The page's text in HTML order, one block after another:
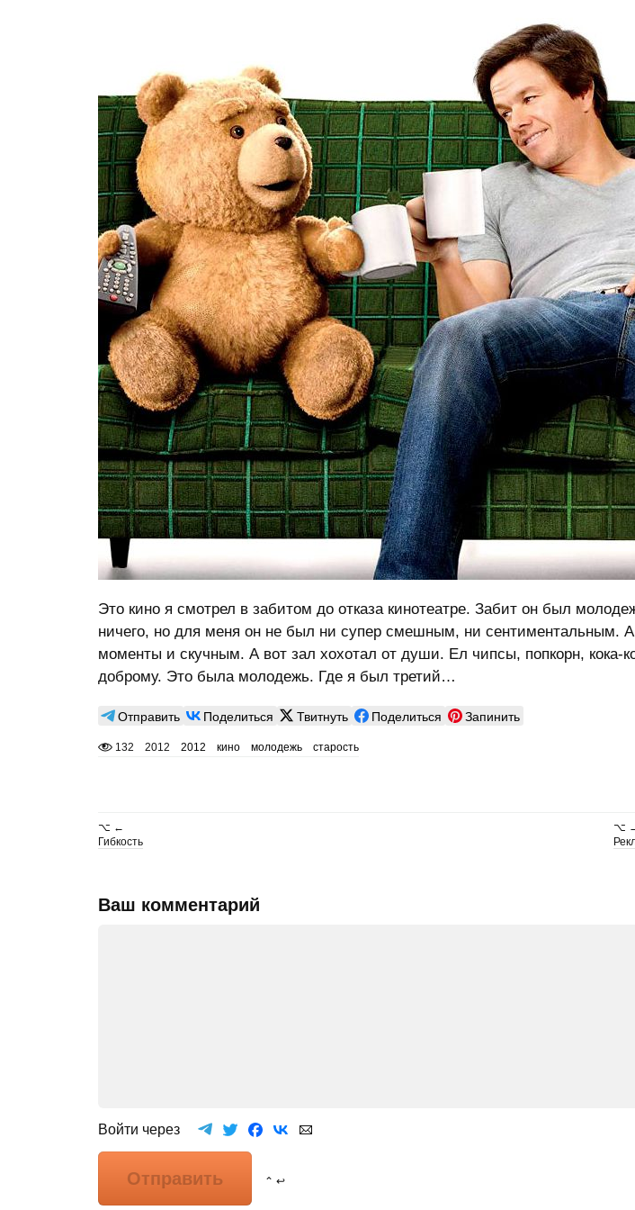
Это кино я смотрел в забитом до отказа кинотеатре. Забит он был
ничего, но для меня он не был ни супер смешным, ни сентиментальным.
моменты и скучным. А вот зал хохотал от души. Ел чипсы, попкорн, кока-
доброму. Это была молодежь. Где я был третий…
Отправить Поделиться Твитнуть Поделиться Запинить
132 2012 2012 кино молодежь старость
⌥ ←
Гибкость
⌥
Ваш комментарий
Войти через
Отправить ⌃ ↩